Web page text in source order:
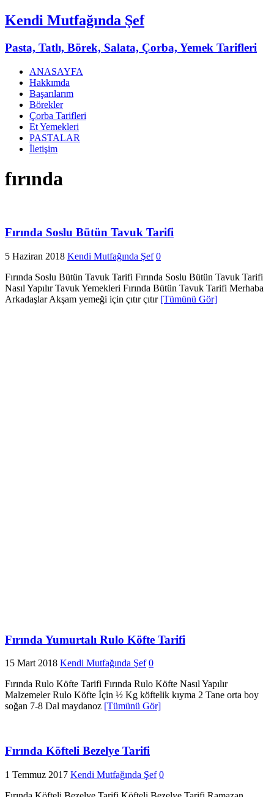
Kendi Mutfağında Şef
Pasta, Tatlı, Börek, Salata, Çorba, Yemek Tarifleri
ANASAYFA
Hakkımda
Başarılarım
Börekler
Çorba Tarifleri
Et Yemekleri
PASTALAR
İletişim
fırında
Fırında Soslu Bütün Tavuk Tarifi
5 Haziran 2018 Kendi Mutfağında Şef 0
Fırında Soslu Bütün Tavuk Tarifi Fırında Soslu Bütün Tavuk Tarifi
Nasıl Yapılır Tavuk Yemekleri Fırında Bütün Tavuk Tarifi Merhaba
Arkadaşlar Akşam yemeği için çıtır çıtır [Tümünü Gör]
Fırında Yumurtalı Rulo Köfte Tarifi
15 Mart 2018 Kendi Mutfağında Şef 0
Fırında Rulo Köfte Tarifi Fırında Rulo Köfte Nasıl Yapılır
Malzemeler Rulo Köfte İçin ½ Kg köftelik kıyma 2 Tane orta boy
soğan 7-8 Dal maydanoz [Tümünü Gör]
Fırında Köfteli Bezelye Tarifi
1 Temmuz 2017 Kendi Mutfağında Şef 0